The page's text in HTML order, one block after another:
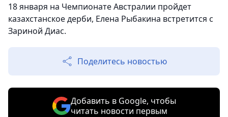
18 января на Чемпионате Австралии пройдет
казахстанское дерби, Елена Рыбакина встретится с
Зариной Диас.
Поделитесь новостью
Добавить в Google, чтобы
читать новости первым